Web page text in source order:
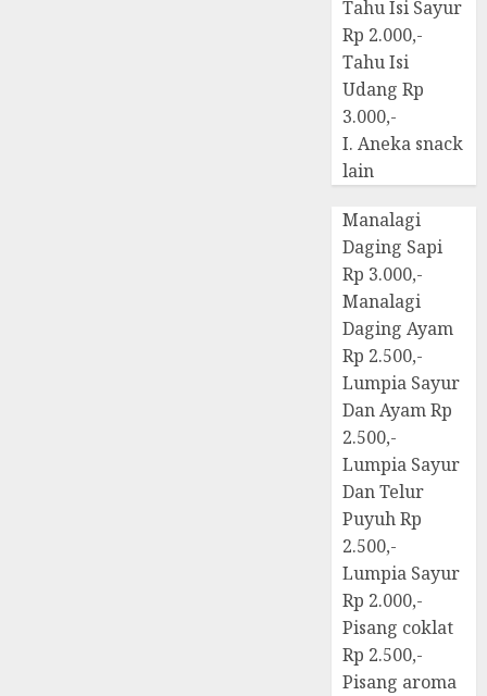
Tahu Isi Sayur
Rp 2.000,-
Tahu Isi
Udang Rp
3.000,-
I. Aneka snack
lain
Manalagi
Daging Sapi
Rp 3.000,-
Manalagi
Daging Ayam
Rp 2.500,-
Lumpia Sayur
Dan Ayam Rp
2.500,-
Lumpia Sayur
Dan Telur
Puyuh Rp
2.500,-
Lumpia Sayur
Rp 2.000,-
Pisang coklat
Rp 2.500,-
Pisang aroma